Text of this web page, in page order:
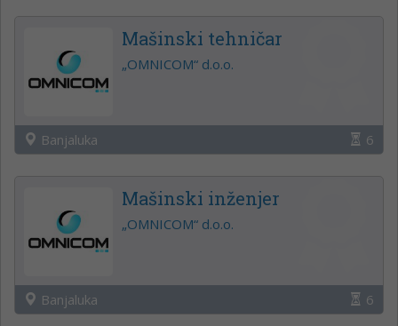
Mašinski tehničar
„OMNICOM“ d.o.o.
Banjaluka 6
Mašinski inženjer
„OMNICOM“ d.o.o.
Banjaluka 6